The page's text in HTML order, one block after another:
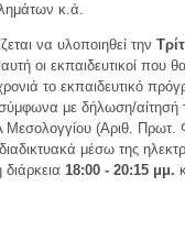
κ.ά.
να υλοποιηθεί την
οι εκπαιδευτικοί που
το εκπαιδευτικό
με δήλωση/αίτησή
(Αριθ. Πρωτ.
μέσω της
18:00 - 20:15 μμ.